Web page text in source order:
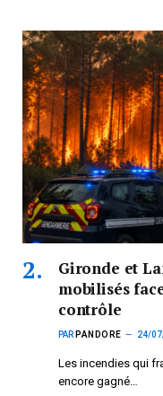
Gironde et
mobilisés
contrôle
PAR PANDORE 24/
Les incendies qui
encore gagné…